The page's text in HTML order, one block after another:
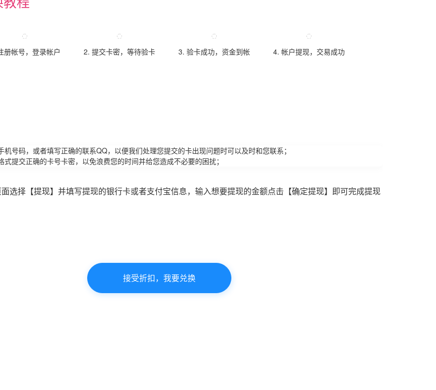
册帐号，登录帐户 2. 提交卡密，等待验卡 3. 验卡成功，资金到帐 4. 帐户提现，交易成功
机号码，或者填写正确的联系QQ，以便我们处理您提交的卡出现问题时可以及时和您联系；
式提交正确的卡号卡密，以免浪费您的时间并给您造成不必要的困扰；
选择【提现】并填写提现的银行卡或者支付宝信息，输入想要提现的金额点击【确定提现】即可完成提现
接受折扣，我要兑换